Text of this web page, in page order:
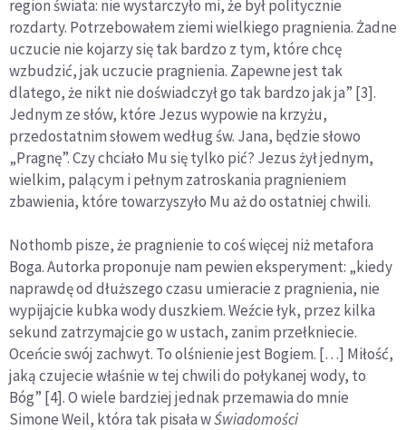
region świata: nie wystarczyło mi, że był politycznie
rozdarty. Potrzebowałem ziemi wielkiego pragnienia. Żadne
uczucie nie kojarzy się tak bardzo z tym, które chcę
wzbudzić, jak uczucie pragnienia. Zapewne jest tak
dlatego, że nikt nie doświadczył go tak bardzo jak ja” [3].
Jednym ze słów, które Jezus wypowie na krzyżu,
przedostatnim słowem według św. Jana, będzie słowo
„Pragnę”. Czy chciało Mu się tylko pić? Jezus żył jednym,
wielkim, palącym i pełnym zatroskania pragnieniem
zbawienia, które towarzyszyło Mu aż do ostatniej chwili.
Nothomb pisze, że pragnienie to coś więcej niż metafora
Boga. Autorka proponuje nam pewien eksperyment: „kiedy
naprawdę od dłuższego czasu umieracie z pragnienia, nie
wypijajcie kubka wody duszkiem. Weźcie łyk, przez kilka
sekund zatrzymajcie go w ustach, zanim przełkniecie.
Oceńcie swój zachwyt. To olśnienie jest Bogiem. […] Miłość,
jaką czujecie właśnie w tej chwili do połykanej wody, to
Bóg” [4]. O wiele bardziej jednak przemawia do mnie
Simone Weil, która tak pisała wŚwiadomości